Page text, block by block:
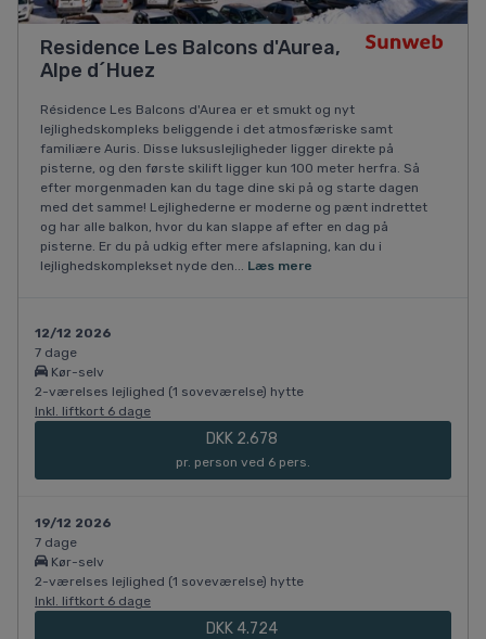
Residence Les Balcons d'Aurea,
Alpe d´Huez
Résidence Les Balcons d'Aurea er et smukt og nyt
lejlighedskompleks beliggende i det atmosfæriske samt
familiære Auris. Disse luksuslejligheder ligger direkte på
pisterne, og den første skilift ligger kun 100 meter herfra. Så
efter morgenmaden kan du tage dine ski på og starte dagen
med det samme! Lejlighederne er moderne og pænt indrettet
og har alle balkon, hvor du kan slappe af efter en dag på
pisterne. Er du på udkig efter mere afslapning, kan du i
lejlighedskomplekset nyde den... Læs mere
12/12 2026
7 dage
Kør-selv
2-værelses lejlighed (1 soveværelse) hytte
Inkl. liftkort 6 dage
DKK 2.678
pr. person ved 6 pers.
19/12 2026
7 dage
Kør-selv
2-værelses lejlighed (1 soveværelse) hytte
Inkl. liftkort 6 dage
DKK 4.724